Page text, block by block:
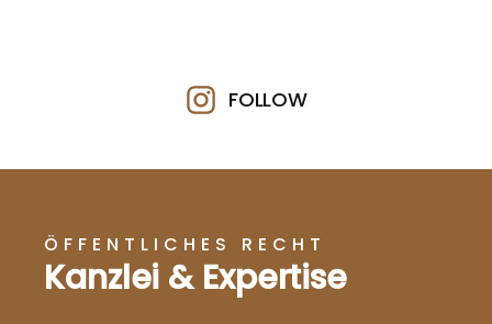
FOLLOW
ÖFFENTLICHES RECHT
Kanzlei & Expertise